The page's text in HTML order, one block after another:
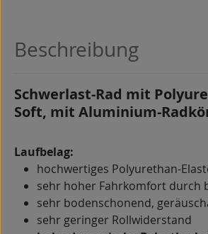
Beschreibung
Schwerlast-Rad mit
Soft, mit Aluminium-
Laufbelag:
hochwertiges Polyurethan-
sehr hoher Fahrkomfort durch
sehr bodenschonend,
sehr geringer Rollwiderstand